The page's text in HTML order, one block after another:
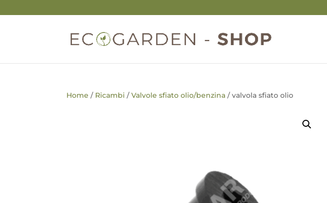
Home / Ricambi /Valvole sfiato olio/benzina / valvola sfiato olio